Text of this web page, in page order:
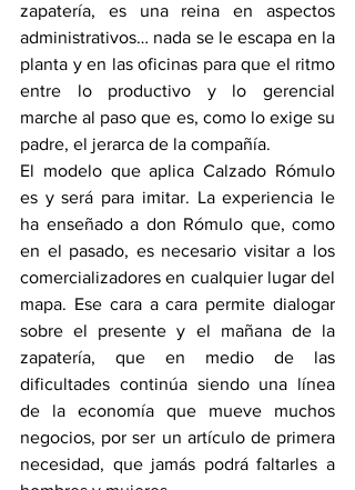
zapatería, es una reina en aspectos
administrativos… nada se le escapa en la
planta y en las oficinas para que el ritmo
entre lo productivo y lo gerencial
marche al paso que es, como lo exige su
padre, el jerarca de la compañía.
El modelo que aplica Calzado Rómulo
es y será para imitar. La experiencia le
ha enseñado a don Rómulo que, como
en el pasado, es necesario visitar a los
comercializadores en cualquier lugar del
mapa. Ese cara a cara permite dialogar
sobre el presente y el mañana de la
zapatería, que en medio de las
dificultades continúa siendo una línea
de la economía que mueve muchos
negocios, por ser un artículo de primera
necesidad, que jamás podrá faltarles a